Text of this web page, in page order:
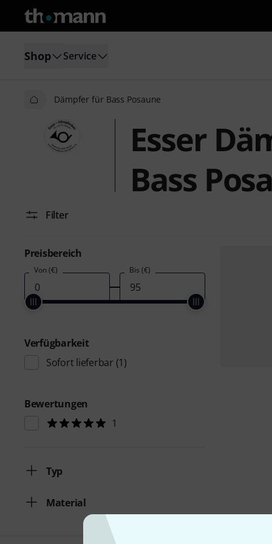
Shop Service
Dämpfer für Bass Posaune
Esser
Bass
Filter
Preisbereich
Von (€) Bis (€)
Verfügbarkeit
Sofort lieferbar (1)
Bewertungen
1
Typ
Material